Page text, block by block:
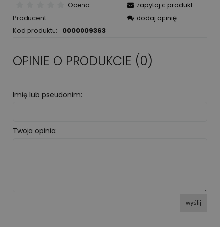
Ocena:
Producent: -
Kod produktu:
0000009363
zapytaj o produkt
dodaj opinię
OPINIE O PRODUKCIE (0)
Imię lub pseudonim:
Twoja opinia:
wyślij